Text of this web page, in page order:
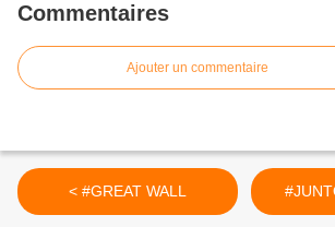
Commentaires
Ajouter un commentaire
< #GREAT WALL